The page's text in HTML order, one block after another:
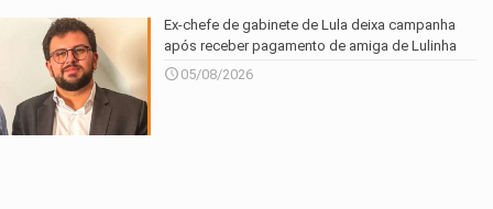
Ex-chefe de gabinete de Lula deixa campanha
após receber pagamento de amiga de Lulinha
05/08/2026